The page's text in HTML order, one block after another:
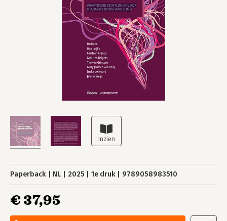
Paperback NL 2025 1e druk 9789058983510
€ 37,95